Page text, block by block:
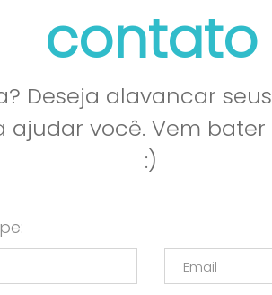
contato
Deseja alavancar
ajudar você. Vem
:)